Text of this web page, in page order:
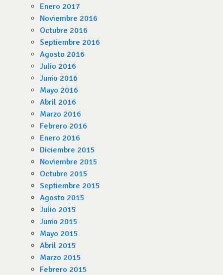
Enero 2017
Noviembre 2016
Octubre 2016
Septiembre 2016
Agosto 2016
Julio 2016
Junio 2016
Mayo 2016
Abril 2016
Marzo 2016
Febrero 2016
Enero 2016
Diciembre 2015
Noviembre 2015
Octubre 2015
Septiembre 2015
Agosto 2015
Julio 2015
Junio 2015
Mayo 2015
Abril 2015
Marzo 2015
Febrero 2015